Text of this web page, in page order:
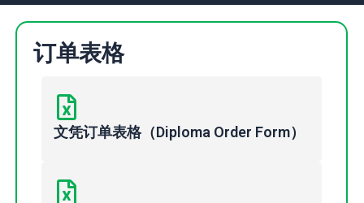
订单表格
文凭订单表格（Diploma Order Form）